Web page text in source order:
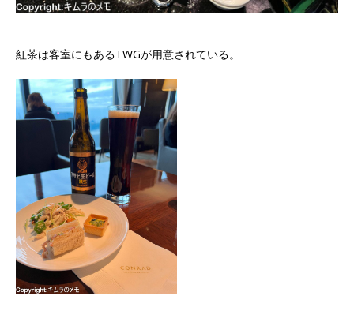
紅茶は客室にもあるTWGが用意されている。